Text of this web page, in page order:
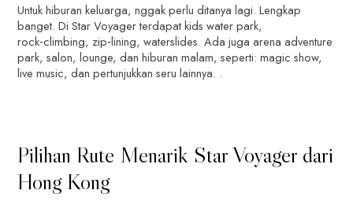
Untuk hiburan keluarga, nggak perlu ditanya lagi. Lengkap
banget. Di Star Voyager terdapat kids water park,
rock‑climbing, zip‑lining, waterslides. Ada juga arena adventure
park, salon, lounge, dan hiburan malam, seperti: magic show,
live music, dan pertunjukkan seru lainnya. .
Pilihan Rute Menarik Star Voyager dari
Hong Kong